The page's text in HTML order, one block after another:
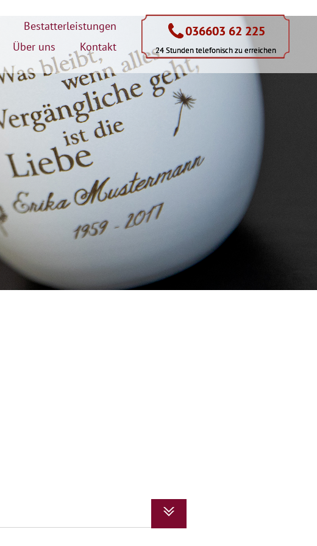
Bestatterleistungen
Über uns Kontakt
036603 62 225
24 Stunden telefonisch zu erreichen
036603 62 225
24 Stunden telefonisch zu erreichen